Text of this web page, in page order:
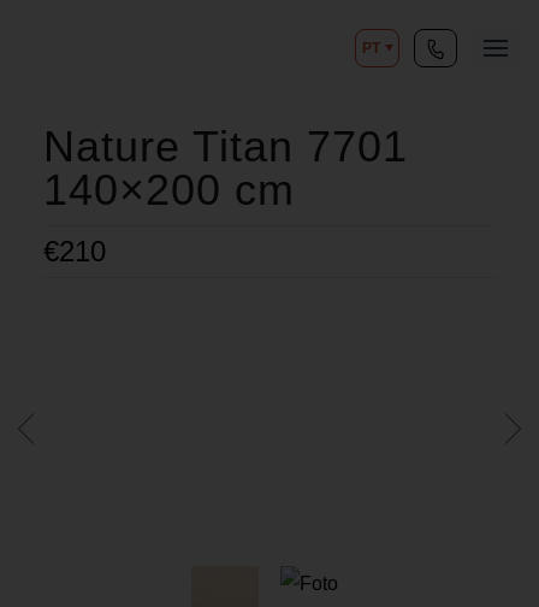
PT
Nature Titan 7701
140×200 cm
€210